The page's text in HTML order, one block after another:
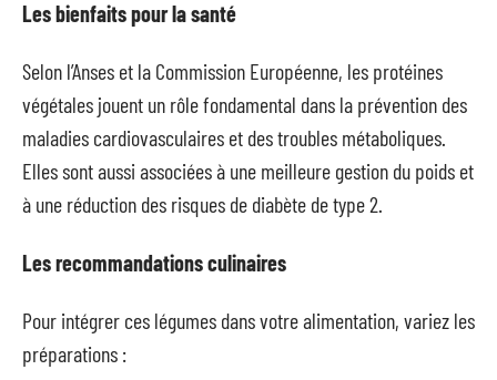
Les bienfaits pour la santé
Selon l’Anses et la Commission Européenne, les protéines
végétales jouent un rôle fondamental dans la prévention des
maladies cardiovasculaires et des troubles métaboliques.
Elles sont aussi associées à une meilleure gestion du poids et
à une réduction des risques de diabète de type 2.
Les recommandations culinaires
Pour intégrer ces légumes dans votre alimentation, variez les
préparations :